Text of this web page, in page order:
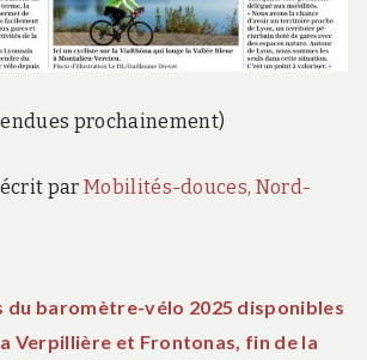
prochainement)
par Mobilités-douces, Nord-
du baromètre-vélo 2025 disponibles
Verpillière et Frontonas, fin de la